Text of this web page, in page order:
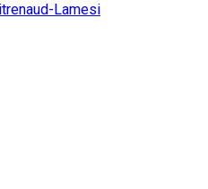
Lamesi